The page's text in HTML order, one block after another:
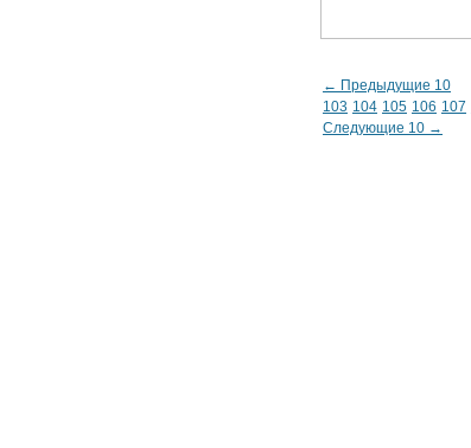
← Предыдущие 10
103 104 105 106 107
Следующие 10 →